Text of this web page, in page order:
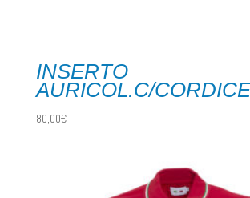
INSERTO
AURICOL.C/
80,00€